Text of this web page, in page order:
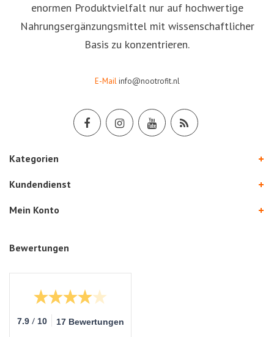
enormen Produktvielfalt nur auf hochwertige
Nahrungsergänzungsmittel mit wissenschaftlicher
Basis zu konzentrieren.
E-Mail info@nootrofit.nl
Kategorien
Kundendienst
Mein Konto
Bewertungen
7.9 / 10 17 Bewertungen